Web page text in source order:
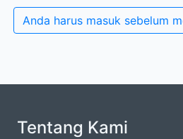
Anda harus masuk sebelum
Tentang Kami